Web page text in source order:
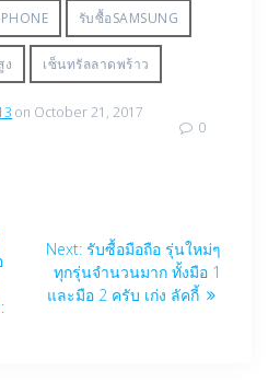
รับซื้อSAMSUNG
เซ็นทรัลลาดพร้าว
on October 21, 2017
0
Next: Next
post:
รับซื้อมือถือ รุ่นใหม่ๆ
ทุกรุ่นจำนวนมาก ทั้งมือ 1
และมือ 2 ครับ เก่ง ลัคกี้